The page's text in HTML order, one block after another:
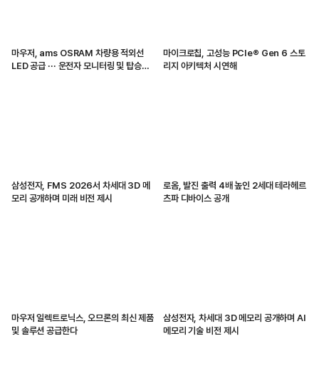
마우저, ams OSRAM 차량용 적외선
LED 공급 ··· 운전자 모니터링 및 탑승자
마이크로칩, 고성능 PCIe® Gen 6 스토
리지 아키텍처 시연해
삼성전자, FMS 2026서 차세대 3D 메
모리 공개하며 미래 비전 제시
로옴, 발진 출력 4배 높인 2세대 테라헤르
츠파 디바이스 공개
마우저 일렉트로닉스, 오므론의 최신 제품
및 솔루션 공급한다
삼성전자, 차세대 3D 메모리 공개하며 AI
메모리 기술 비전 제시